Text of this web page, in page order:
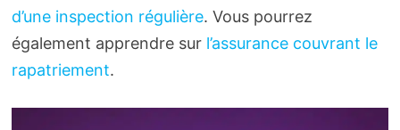
d’une inspection régulière. Vous pourrez
également apprendre sur l’assurance couvrant le
rapatriement.